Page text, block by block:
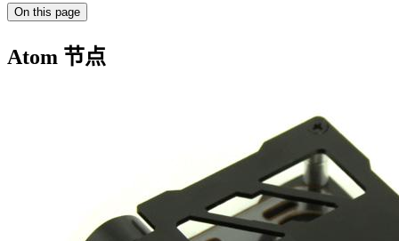
On this page
Atom 节点